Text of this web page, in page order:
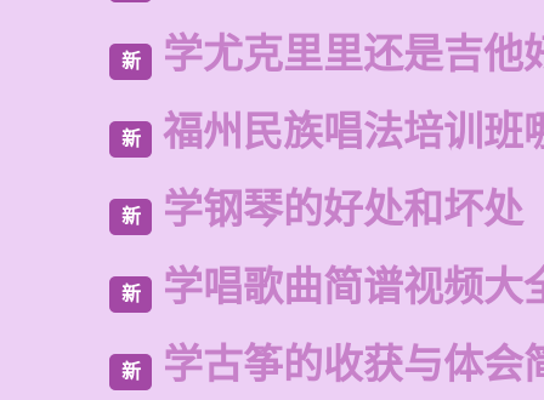
新 学尤克里里还是吉他
新 福州民族唱法培训班
新 学钢琴的好处和坏处
新 学唱歌曲简谱视频大
新 学古筝的收获与体会